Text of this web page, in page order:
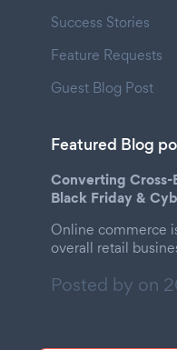
Success Stories
Feature Requests
Guest Blog Post
Featured Blog
Converting Cross-
Black Friday &
Online commerce
overall retail
Posted by on